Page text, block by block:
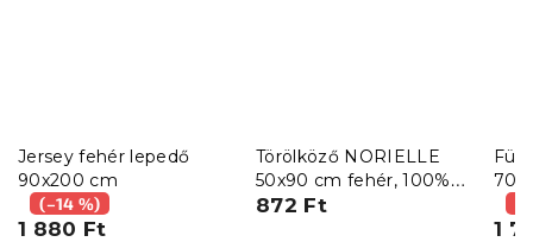
Jersey fehér lepedő
90x200 cm
(–14 %)
1 880 Ft
Törölköző NORIELLE
50x90 cm fehér, 100%
pamut
872 Ft
1